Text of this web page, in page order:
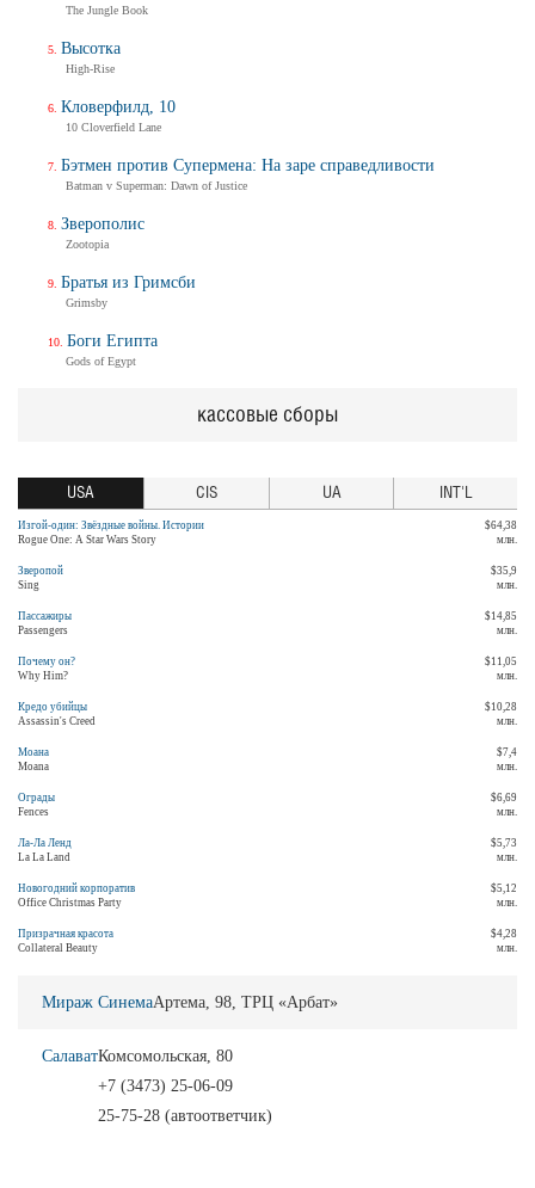
Мираж СинемаАртема, 98, ТРЦ «Арбат»
СалаватКомсомольская, 80
+7 (3473) 25-06-09
25-75-28 (автоответчик)
The Jungle Book
Высотка
High-Rise
Кловерфилд, 10
10 Cloverfield Lane
Бэтмен против Супермена: На заре справедливости
Batman v Superman: Dawn of Justice
Зверополис
Zootopia
Братья из Гримсби
Grimsby
Боги Египта
Gods of Egypt
кассовые сборы
USA CIS UA INT'L
Изгой-один: Звёздные войны. Истории
Rogue One: A Star Wars Story
$64,38
млн.
Зверопой
Sing
$35,9
млн.
Пассажиры
Passengers
$14,85
млн.
Почему он?
Why Him?
$11,05
млн.
Кредо убийцы
Assassin's Creed
$10,28
млн.
Моана
Moana
$7,4
млн.
Ограды
Fences
$6,69
млн.
Ла-Ла Ленд
La La Land
$5,73
млн.
Новогодний корпоратив
Office Christmas Party
$5,12
млн.
Призрачная красота
Collateral Beauty
$4,28
млн.